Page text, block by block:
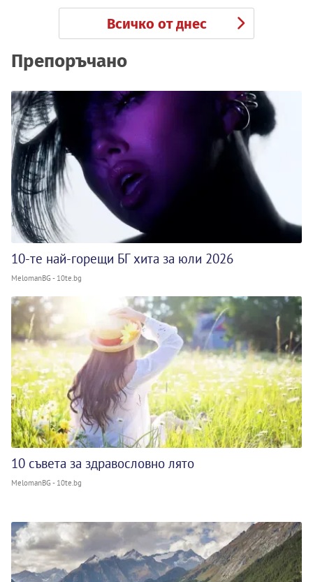
Всичко от днес
Препоръчано
10-те най-горещи БГ хита за юли 2026
MelomanBG - 10te.bg
10 съвета за здравословно лято
MelomanBG - 10te.bg